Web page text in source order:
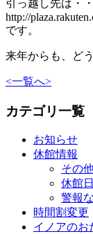
引っ越し先は・
http://
です。
来年からも、ど
<一覧へ>
カテゴリ一覧
お知らせ
休館情報
その
休館
警報
時間割変更
イノアのお